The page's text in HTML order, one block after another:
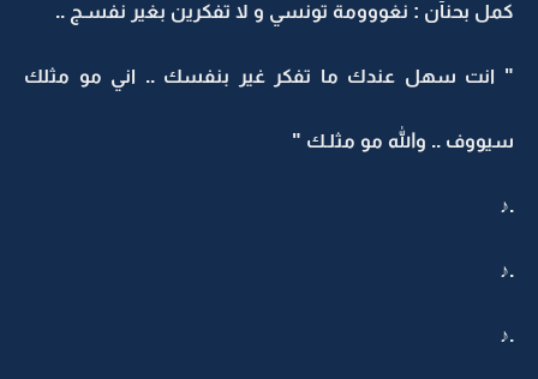
كمل بحنآن : نغووومة تونسي و لا تفكرين بغير نفسـج ..
" انت سهل عندك ما تفكر غير بنفسك .. اني مو مثلك
سيووف .. والله مو مثلـك "
.♪
.♪
.♪